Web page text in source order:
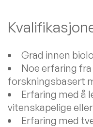
Grad innen
Noe erfaring
forskningsbasert
Erfaring med å
vitenskapelige
Erfaring med